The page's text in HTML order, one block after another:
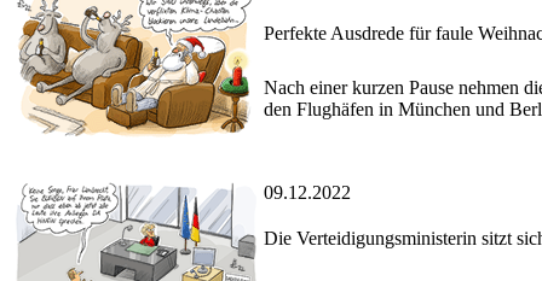
Perfekte Ausdrede für faule
Nach einer kurzen Pause nehmen
den Flughäfen in München und
09.12.2022
Die Verteidigungsministerin sitzt